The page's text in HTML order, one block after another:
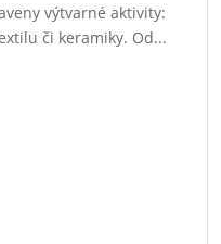
výtvarné aktivity:
či keramiky. Od...